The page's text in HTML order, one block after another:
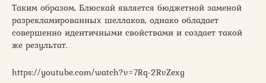
Таким образом, Блюскай является бюджетной заменой
разрекламированных шеллаков, однако обладает
совершенно идентичными свойствами и создает такой
же результат.
https://youtube.com/watch?v=7Rq-2RvZexg